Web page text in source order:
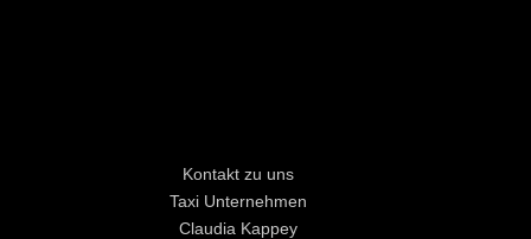
Kontakt zu uns
Taxi Unternehmen
Claudia Kappey